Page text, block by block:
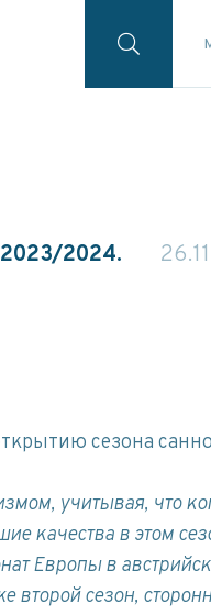
2024.
сезона
учитывая, что
качества в этом
Европы в
второй сезон,